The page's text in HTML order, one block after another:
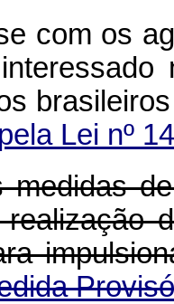
com os
Lei nº